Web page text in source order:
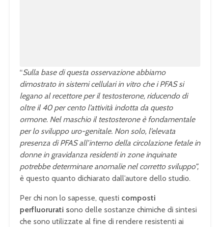
“Sulla base di questa osservazione abbiamo
dimostrato in sistemi cellulari in vitro che i PFAS si
legano al recettore per il testosterone, riducendo di
oltre il 40 per cento l’attività indotta da questo
ormone. Nel maschio il testosterone è fondamentale
per lo sviluppo uro-genitale. Non solo, l’elevata
presenza di PFAS all’interno della circolazione fetale in
donne in gravidanza residenti in zone inquinate
potrebbe determinare anomalie nel corretto sviluppo”,
è questo quanto dichiarato dall’autore dello studio.
Per chi non lo sapesse, questi composti
perfluorurati sono delle sostanze chimiche di sintesi
che sono utilizzate al fine di rendere resistenti ai